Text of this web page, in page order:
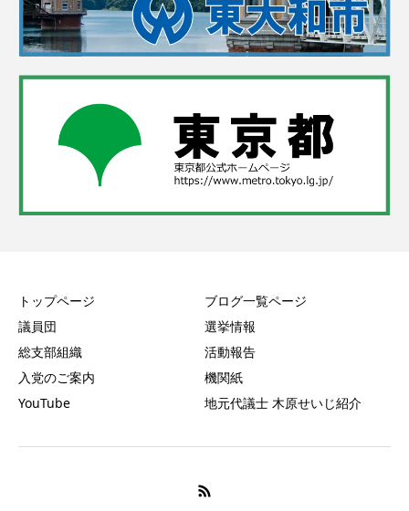
トップページ
議員団
総支部組織
入党のご案内
YouTube
ブログ一覧ページ
選挙情報
活動報告
機関紙
地元代議士 木原せいじ紹介